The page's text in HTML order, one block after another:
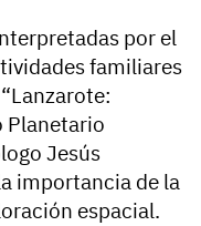
por el
familiares
Planetario
Jesús
importancia de la
espacial.